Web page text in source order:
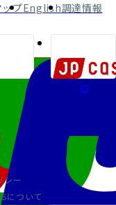
プEnglish調達情報
シー
について